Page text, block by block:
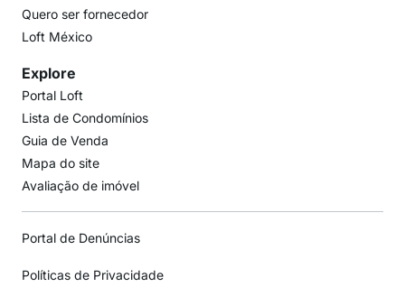
Quero ser fornecedor
Loft México
Explore
Portal Loft
Lista de Condomínios
Guia de Venda
Mapa do site
Avaliação de imóvel
Portal de Denúncias
Políticas de Privacidade